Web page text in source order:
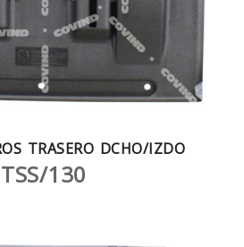
TRASERO DCHO/IZDO
TSS/130